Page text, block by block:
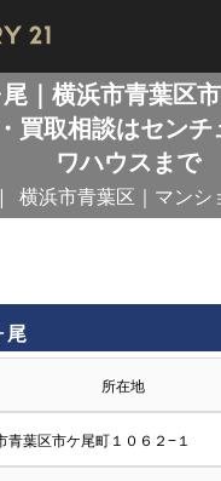
｜横浜市青葉区
買取相談はセン
ワハウスまで
横浜市青葉区｜マンシ
尾
所在地
青葉区市ケ尾町１０６２−１